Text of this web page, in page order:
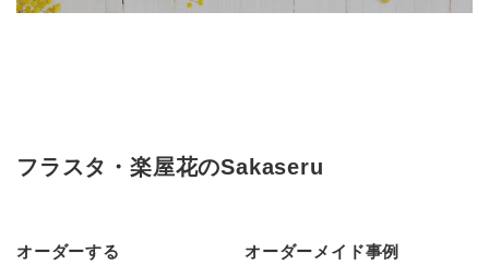
フラスタ・楽屋花のSakaseru
オーダーする オーダーメイド事例